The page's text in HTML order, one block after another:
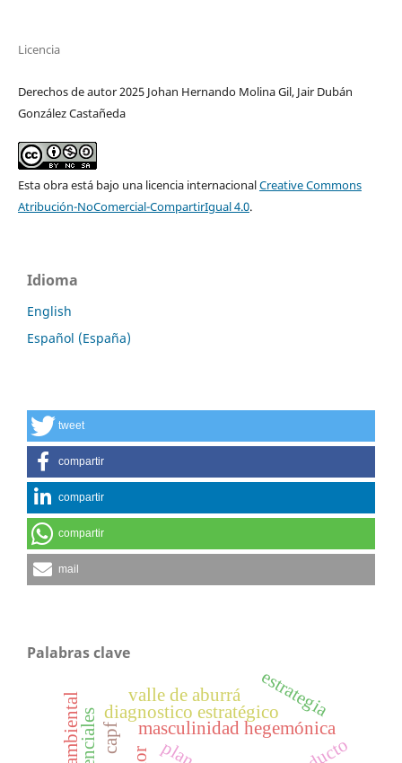
Licencia
Derechos de autor 2025 Johan Hernando Molina Gil, Jair Dubán
González Castañeda
Esta obra está bajo una licencia internacionalCreative Commons
Atribución-NoComercial-CompartirIgual 4.0.
Idioma
English
Español (España)
tweet
compartir
compartir
compartir
mail
Palabras clave
masculinidad hegemónica
diagnostico estratégico
valle de aburrá
capf
estrategia